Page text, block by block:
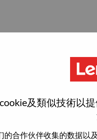
及類似技術以
的合作伙伴收集的数据以